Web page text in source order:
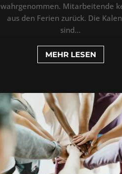
wahrgenommen. Mitarbeitende
aus den Ferien zurück. Die
sind...
MEHR LESEN